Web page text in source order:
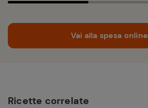
Vai alla spesa online
Ricette correlate